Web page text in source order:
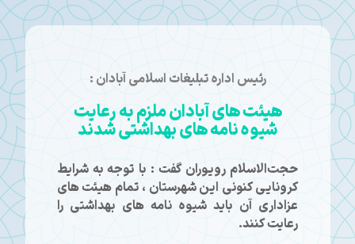
رئیس اداره تبلیغات اسلامی آبادان :
هیئت های آبادان ملزم به رعایت
شیوه نامه های بهداشتی شدند
حجت‌الاسلام رویوران گفت : با توجه به شرایط
کرونایی کنونی این شهرستان ، تمام هیئت های
عزاداری آن باید شیوه نامه های بهداشتی را
رعایت کنند.